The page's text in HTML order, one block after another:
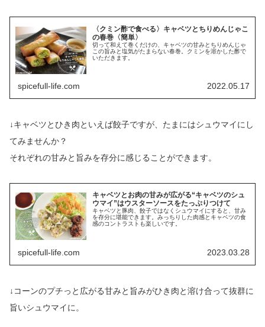
〈クミン酢で食べる〉キャベツとちりめんじゃこ
の春巻〈簡単〉
切って和えて巻くだけの、キャベツの甘みとちりめんじゃ
この旨みと塩気がたまらない春巻。クミンを溶かした酢で
いただきます。
spicefull-life.com 2022.05.17
↓キャベツとひき肉といえば餃子ですが、たまにはシュウマイにし
てみませんか？
それぞれの甘みと旨みを存分に感じることができます。
キャベツとお肉の甘みが広がる“キャベツのシュ
ウマイ”はウスターソースをたっぷりつけて
キャベツと豚肉、餃子ではなくシュウマイにすると、甘み
を存分に堪能できます。みっちりした肉感とキャベツの食
感のコントラストも楽しいです。
spicefull-life.com 2023.03.28
↓コーンのプチっと広がる甘みと旨みがひき肉と溶け合って抜群に
旨いシュウマイに。